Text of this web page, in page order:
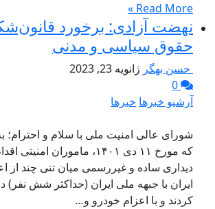
Read More »
نهضت آزادی: برخورد
حقوق سیاسی و مدنی
حسن بهگر ژانویه 23, 2023
آرشیو خبرها خبرها
شورای عالی امنیت ملی با سلام و
که مورخ ۱۱ دی ۱۴۰۱، ماموران
دیداری ساده و غیررسمی میان تنی چند از
ایران با جبهه ملی ایران (حداکثر شش
کردند و با اعزام خودرو و…